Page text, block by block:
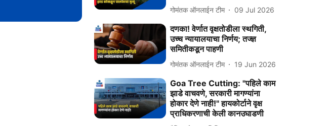
गोमंतक ऑनलाईन टीम 09 Jul 2026
दणका! वेर्णात वृक्षतोडीला स्थगिती,
उच्च न्यायालयाचा निर्णय; तज्ज्ञ
समितीकडून पाहणी
गोमंतक ऑनलाईन टीम 19 Jun 2026
Goa Tree Cutting: "पहिले काम
झाडे वाचवणे, सरकारी मागण्यांना
होकार देणे नाही!" हायकोर्टाने वृक्ष
प्राधिकरणाची केली कानउघाडणी